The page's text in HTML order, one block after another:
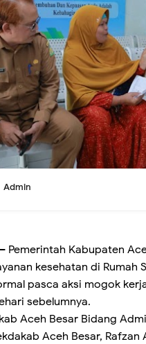
Admin
Pemerintah Kabupaten
kesehatan di Rumah
pasca aksi mogok
sebelumnya.
Aceh Besar Bidang
Aceh Besar,